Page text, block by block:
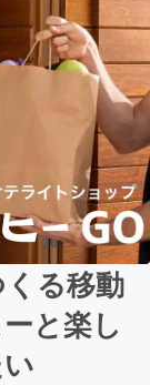
る移動
と楽し